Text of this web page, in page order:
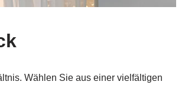
Wählen Sie aus einer vielfältigen